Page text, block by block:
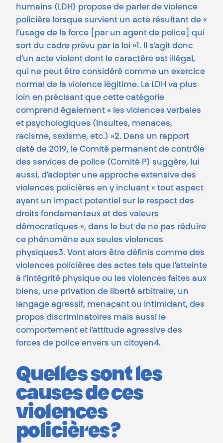
humains (LDH) propose de parler de violence
policière lorsque survient un acte résultant de «
l’usage de la force [par un agent de police] qui
sort du cadre prévu par la loi »1. Il s’agit donc
d’un acte violent dont le caractère est illégal,
qui ne peut être considéré comme un exercice
normal de la violence légitime. La LDH va plus
loin en précisant que cette catégorie
comprend également « les violences verbales
et psychologiques (insultes, menaces,
racisme, sexisme, etc.) »2. Dans un rapport
daté de 2019, le Comité permanent de contrôle
des services de police (Comité P) suggère, lui
aussi, d’adopter une approche extensive des
violences policières en y incluant « tout aspect
ayant un impact potentiel sur le respect des
droits fondamentaux et des valeurs
démocratiques », dans le but de ne pas réduire
ce phénomène aux seules violences
physiques3. Vont alors être définis comme des
violences policières des actes tels que l’atteinte
à l’intégrité physique ou les violences faites aux
biens, une privation de liberté arbitraire, un
langage agressif, menaçant ou intimidant, des
propos discriminatoires mais aussi le
comportement et l’attitude agressive des
forces de police envers un citoyen4.
Quelles sont les
causes de ces
violences
policières ?